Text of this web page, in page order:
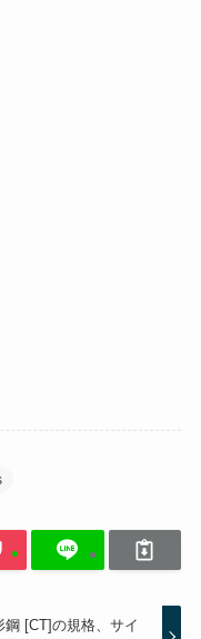
鋼 [CT]の規格、サイ